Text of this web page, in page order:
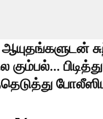
கும்பல்... பிடித்து